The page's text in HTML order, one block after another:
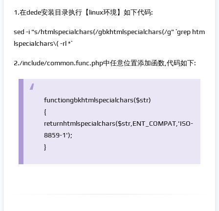
1.在dede安装目录执行【linux环境】如下代码:
sed -i "s/htmlspecialchars(/gbkhtmlspecialchars(/g" `grep htm
lspecialchars\( -rl *`
2./include/common.func.php中任意位置添加函数,代码如下:
functiongbkhtmlspecialchars($str)
{
returnhtmlspecialchars($str,ENT_COMPAT,'ISO-
8859-1');
}